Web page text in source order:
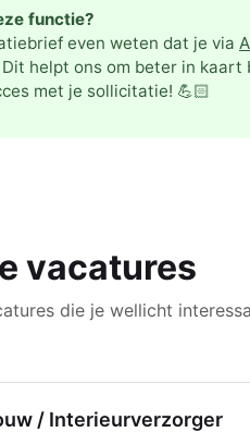
functie?
even weten dat je via
helpt ons om beter in
met je sollicitatie! 💪🏻
vacatures
die je wellicht
/ Interieurverzorger